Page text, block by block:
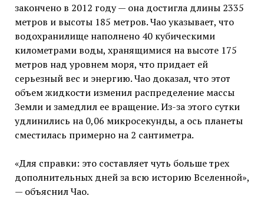
закончено в 2012 году — она достигла длины 2335
метров и высоты 185 метров. Чао указывает, что
водохранилище наполнено 40 кубическими
километрами воды, хранящимися на высоте 175
метров над уровнем моря, что придает ей
серьезный вес и энергию. Чао доказал, что этот
объем жидкости изменил распределение массы
Земли и замедлил ее вращение. Из-за этого сутки
удлинились на 0,06 микросекунды, а ось планеты
сместилась примерно на 2 сантиметра.
«Для справки: это составляет чуть больше трех
дополнительных дней за всю историю Вселенной»,
— объяснил Чао.